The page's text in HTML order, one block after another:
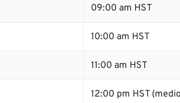
09:00 am HST
10:00 am HST
11:00 am HST
12:00 pm HST